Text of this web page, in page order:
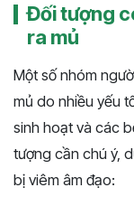
Đối tượng
ra mủ
Một số nhóm
mủ do nhiều yếu
sinh hoạt và các
tượng cần chú ý,
bị viêm âm đạo: